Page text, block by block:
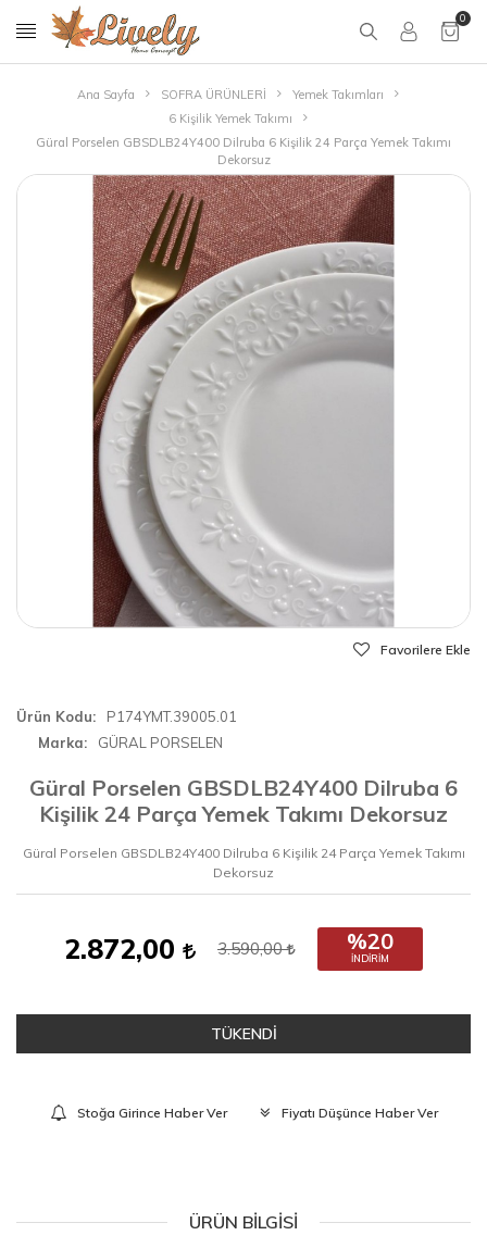
0
Ana Sayfa SOFRA ÜRÜNLERİ
Yemek Takımları
6 Kişilik Yemek Takımı
Güral Porselen GBSDLB24Y400 Dilruba 6 Kişilik 24 Parça Yemek Takımı
Dekorsuz
Favorilere Ekle
Ürün Kodu
P174YMT.39005.01
Marka
GÜRAL PORSELEN
Güral Porselen GBSDLB24Y400 Dilruba 6
Kişilik 24 Parça Yemek Takımı Dekorsuz
Güral Porselen GBSDLB24Y400 Dilruba 6 Kişilik 24 Parça Yemek Takımı
Dekorsuz
2.872,00 3.590,00 %20
İNDIRIM
TÜKENDİ
Stoğa Girince Haber Ver Fiyatı Düşünce Haber Ver
ÜRÜN BILGISI